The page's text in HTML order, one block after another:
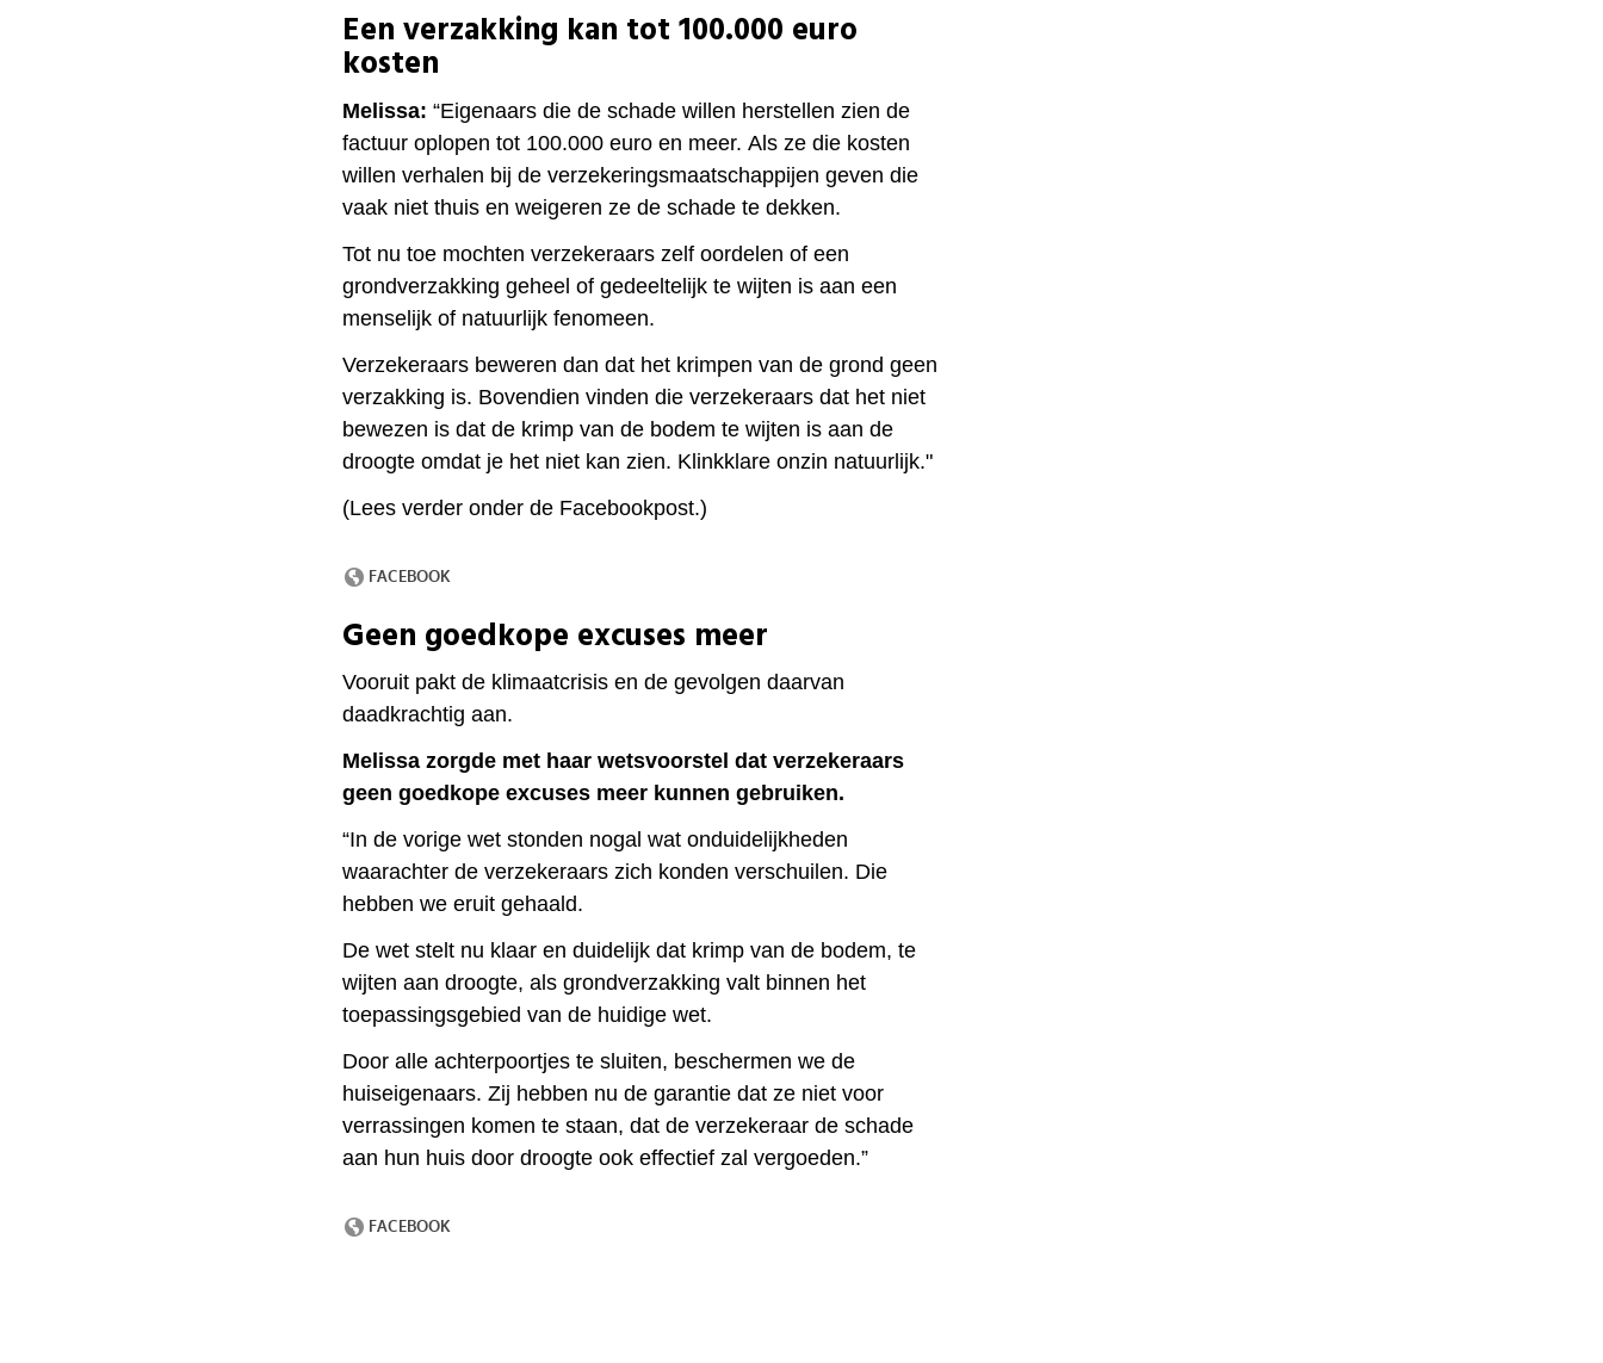
Een verzakking kan tot 100.000 euro
kosten
Melissa: “Eigenaars die de schade willen herstellen zien de
factuur oplopen tot 100.000 euro en meer.Als ze die kosten
willen verhalen bij de verzekeringsmaatschappijen geven die
vaak niet thuis en weigeren ze de schade te dekken.
Tot nu toe mochten verzekeraars zelf oordelen of een
grondverzakking geheel of gedeeltelijk te wijten is aan een
menselijk of natuurlijk fenomeen.
Verzekeraars beweren dan dat het krimpen van de grond geen
verzakking is. Bovendien vinden die verzekeraars dat het niet
bewezen is dat de krimp van de bodem te wijten is aan de
droogte omdat je het niet kan zien. Klinkklare onzin natuurlijk."
(Lees verder onder de Facebookpost.)
Geen goedkope excuses meer
Vooruit pakt de klimaatcrisisen de gevolgen daarvan
daadkrachtig aan.
Melissa zorgde met haar wetsvoorstel dat verzekeraars
geen goedkope excuses meer kunnen gebruiken.
“In de vorige wet stonden nogal wat onduidelijkheden
waarachter de verzekeraars zich konden verschuilen. Die
hebben we eruit gehaald.
De wet stelt nu klaar en duidelijk dat krimp van de bodem, te
wijten aan droogte, als grondverzakking valt binnen het
toepassingsgebied van de huidige wet.
Door alle achterpoortjes te sluiten, beschermen we de
huiseigenaars. Zij hebben nu de garantie dat ze niet voor
verrassingen komen te staan, dat de verzekeraar de schade
aan hun huis door droogte ook effectief zal vergoeden.”